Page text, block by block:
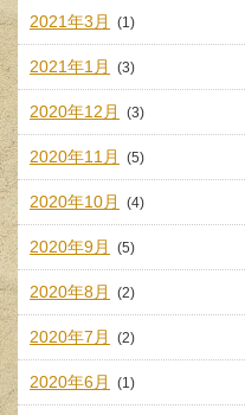
2021年3月 (1)
2021年1月 (3)
2020年12月 (3)
2020年11月 (5)
2020年10月 (4)
2020年9月 (5)
2020年8月 (2)
2020年7月 (2)
2020年6月 (1)